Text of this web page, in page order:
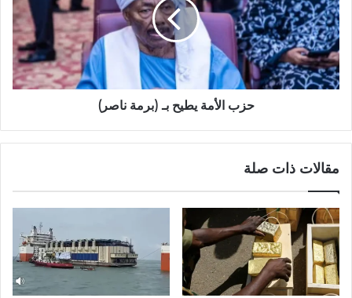
بـ
(برمة
ناصر)
حزب الأمة يطيح بـ (برمة ناصر)
مقالات ذات صلة